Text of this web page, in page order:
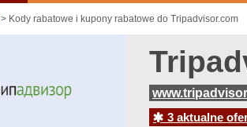
> Kody rabatowe i kupony rabatowe do Tripadvisor.com
3 aktualne